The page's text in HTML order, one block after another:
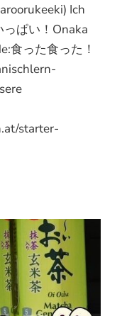
Ich
ぱい！Onaka
食った食った！
starter-